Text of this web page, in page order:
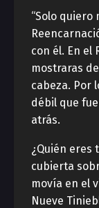
“Solo quiero
con él. En el
mostraras
cabeza. Por
débil que
atrás.
¿Quién eres
cubierta
movía en el
Nueve